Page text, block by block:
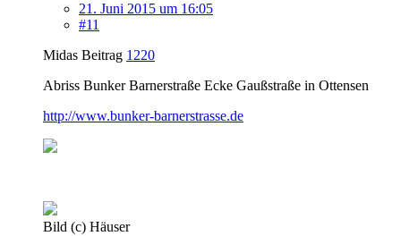
21. Juni 2015 um 16:05
#11
Midas Beitrag 1220
Abriss Bunker Barnerstraße Ecke Gaußstraße in Ottensen
http://www.bunker-barnerstrasse.de
Bild (c) Häuser